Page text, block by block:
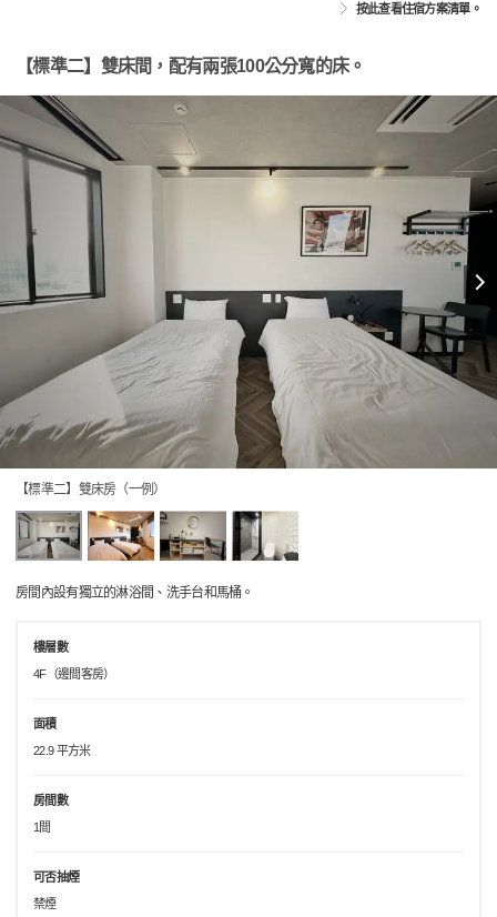
按此查看住宿方案清單。
【標準二】雙床間，配有兩張100公分寬的床。
【標準二】雙床房（一例）
房間內設有獨立的淋浴間、洗手台和馬桶。
樓層數
4F（邊間客房）
面積
22.9 平方米
房間數
1間
可否抽煙
禁煙